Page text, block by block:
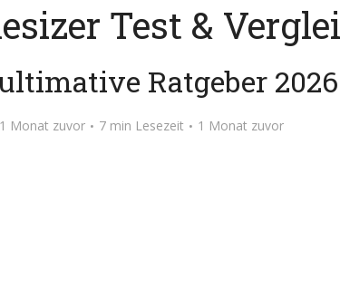
Test &
Ratgeber 2026
1 Monat zuvor 7 min Lesezeit 1 Monat zuvor